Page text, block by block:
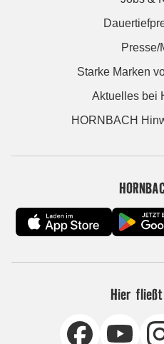
Presse/
Starke Marken
Aktuelles bei
HORNBACH
Hier